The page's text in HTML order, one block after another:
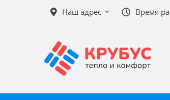
Наш адрес Время